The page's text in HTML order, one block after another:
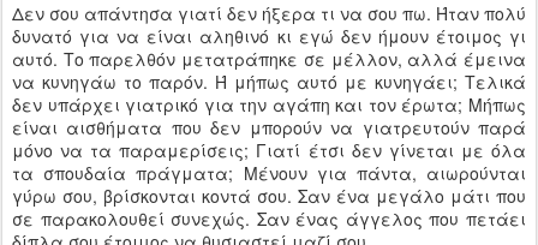
Δεν σου απάντησα γιατί δεν ήξερα τι να σου πω. Ήταν πολύ
δυνατό για να είναι αληθινό κι εγώ δεν ήμουν έτοιμος γι
αυτό. Το παρελθόν μετατράπηκε σε μέλλον, αλλά έμεινα
να κυνηγάω το παρόν. Ή μήπως αυτό με κυνηγάει; Τελικά
δεν υπάρχει γιατρικό για την αγάπη και τον έρωτα; Μήπως
είναι αισθήματα που δεν μπορούν να γιατρευτούν παρά
μόνο να τα παραμερίσεις; Γιατί έτσι δεν γίνεται με όλα
τα σπουδαία πράγματα; Μένουν για πάντα, αιωρούνται
γύρω σου, βρίσκονται κοντά σου. Σαν ένα μεγάλο μάτι που
σε παρακολουθεί συνεχώς. Σαν ένας άγγελος που πετάει